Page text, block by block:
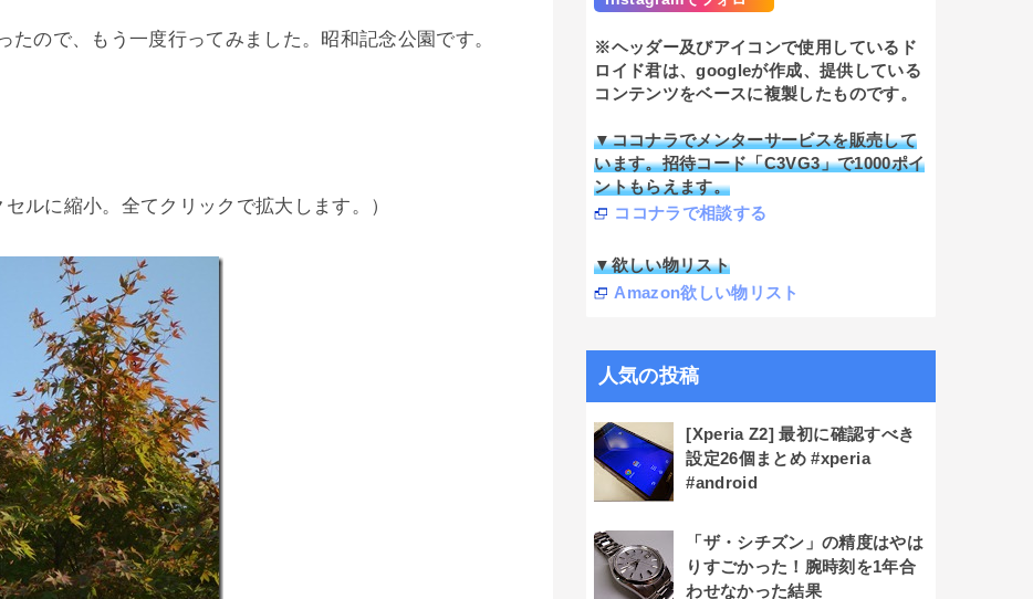
たので、もう一度行ってみました。昭和記念公園です。
ルに縮小。全てクリックで拡大します。）
※ヘッダー及びアイコンで使用しているド
ロイド君は、googleが作成、提供している
コンテンツをベースに複製したものです。
▼ココナラでメンターサービスを販売して
います。招待コード「C3VG3」で1000ポイ
ントもらえます。
ココナラで相談する
▼欲しい物リスト
Amazon欲しい物リスト
人気の投稿
[Xperia Z2] 最初に確認すべき
設定26個まとめ #xperia
#android
「ザ・シチズン」の精度はやは
りすごかった！腕時刻を1年合
わせなかった結果